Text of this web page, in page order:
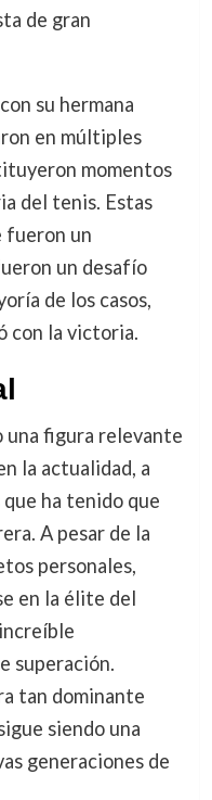
de gran
su hermana
en múltiples
momentos
del tenis. Estas
fueron un
un desafío
de los casos,
con la victoria.
una figura relevante
la actualidad, a
ha tenido que
A pesar de la
personales,
en la élite del
superación.
tan dominante
siendo una
generaciones de